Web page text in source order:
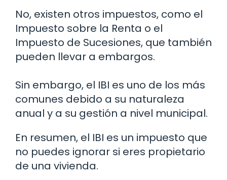
No, existen otros impuestos, como el
Impuesto sobre la Renta o el
Impuesto de Sucesiones, que también
pueden llevar a embargos.
Sin embargo, el IBI es uno de los más
comunes debido a su naturaleza
anual y a su gestión a nivel municipal.
En resumen, el IBI es un impuesto que
no puedes ignorar si eres propietario
de una vivienda.